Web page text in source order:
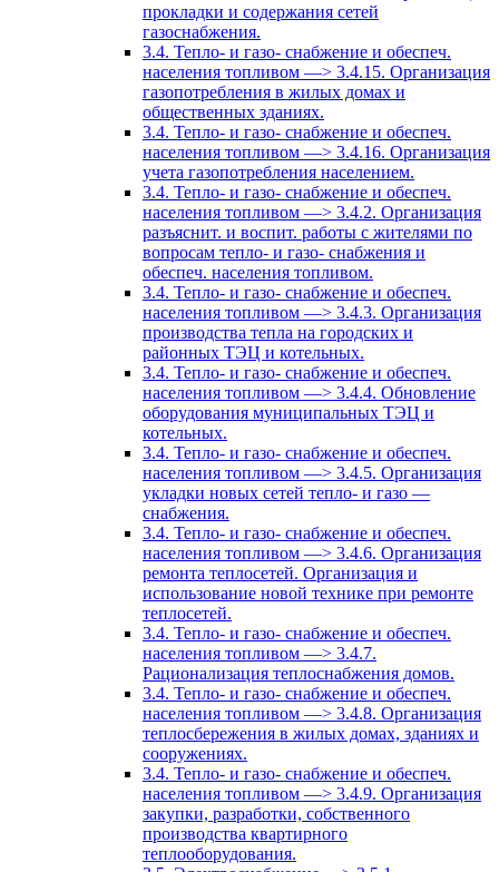
прокладки и содержания сетей
газоснабжения.
3.4. Тепло- и газо- снабжение и обеспеч.
населения топливом —> 3.4.15. Организация
газопотребления в жилых домах и
общественных зданиях.
3.4. Тепло- и газо- снабжение и обеспеч.
населения топливом —> 3.4.16. Организация
учета газопотребления населением.
3.4. Тепло- и газо- снабжение и обеспеч.
населения топливом —> 3.4.2. Организация
разъяснит. и воспит. работы с жителями по
вопросам тепло- и газо- снабжения и
обеспеч. населения топливом.
3.4. Тепло- и газо- снабжение и обеспеч.
населения топливом —> 3.4.3. Организация
производства тепла на городских и
районных ТЭЦ и котельных.
3.4. Тепло- и газо- снабжение и обеспеч.
населения топливом —> 3.4.4. Обновление
оборудования муниципальных ТЭЦ и
котельных.
3.4. Тепло- и газо- снабжение и обеспеч.
населения топливом —> 3.4.5. Организация
укладки новых сетей тепло- и газо —
снабжения.
3.4. Тепло- и газо- снабжение и обеспеч.
населения топливом —> 3.4.6. Организация
ремонта теплосетей. Организация и
использование новой технике при ремонте
теплосетей.
3.4. Тепло- и газо- снабжение и обеспеч.
населения топливом —> 3.4.7.
Рационализация теплоснабжения домов.
3.4. Тепло- и газо- снабжение и обеспеч.
населения топливом —> 3.4.8. Организация
теплосбережения в жилых домах, зданиях и
сооружениях.
3.4. Тепло- и газо- снабжение и обеспеч.
населения топливом —> 3.4.9. Организация
закупки, разработки, собственного
производства квартирного
теплооборудования.